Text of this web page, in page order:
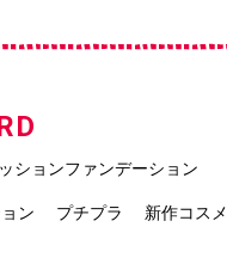
ションファンデーション
ン プチプラ 新作コスメ